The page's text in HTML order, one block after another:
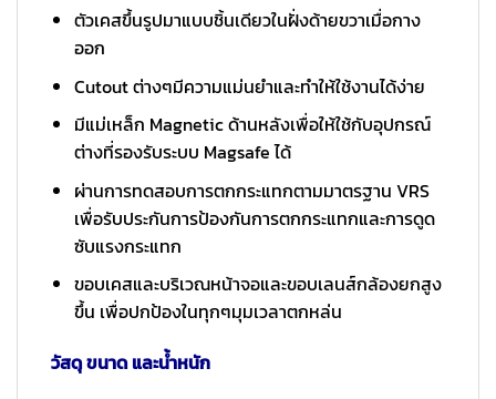
ตัวเคสขึ้นรูปมาแบบชิ้นเดียวในฝั่งด้ายขวาเมื่อกาง
ออก
Cutout ต่างๆมีความแม่นยำและทำให้ใช้งานได้ง่าย
มีแม่เหล็ก Magnetic ด้านหลังเพื่อให้ใช้กับอุปกรณ์
ต่างที่รองรับระบบ Magsafe ได้
ผ่านการทดสอบการตกกระแทกตามมาตรฐาน VRS
เพื่อรับประกันการป้องกันการตกกระแทกและการดูด
ซับแรงกระแทก
ขอบเคสและบริเวณหน้าจอและขอบเลนส์กล้องยกสูง
ขึ้น เพื่อปกป้องในทุกๆมุมเวลาตกหล่น
วัสดุ ขนาด และน้ำหนัก